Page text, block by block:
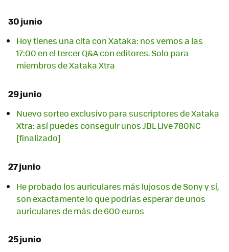
30 junio
Hoy tienes una cita con Xataka: nos vemos a las
17:00 en el tercer Q&A con editores. Solo para
miembros de Xataka Xtra
29 junio
Nuevo sorteo exclusivo para suscriptores de Xataka
Xtra: así puedes conseguir unos JBL Live 780NC
[finalizado]
27 junio
He probado los auriculares más lujosos de Sony y sí,
son exactamente lo que podrías esperar de unos
auriculares de más de 600 euros
25 junio